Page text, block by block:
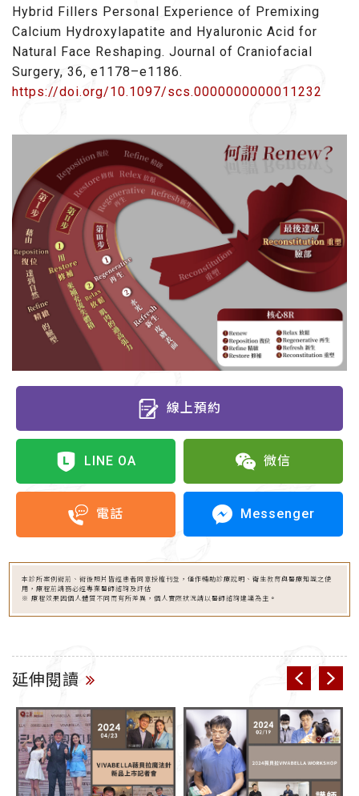
Hybrid Fillers Personal Experience of Premixing
Calcium Hydroxylapatite and Hyaluronic Acid for
Natural Face Reshaping. Journal of Craniofacial
Surgery, 36, e1178–e1186.
https://doi.org/10.1097/scs.0000000000011232
線上預約
LINE OA 微信
電話 Messenger
本診所案例術前、術後照片皆經患者同意授權刊登，僅作輔助診療說明、衛生教育與醫療知識之使
用，療程前請務必經專業醫師諮詢及評估
※ 療程效果因個人體質不同而有所差異，個人實際狀況請以醫師諮詢建議為主。
延伸閱讀